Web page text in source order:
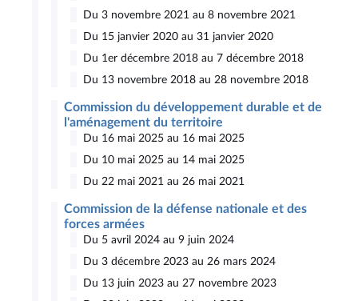
Du 3 novembre 2021 au 8 novembre 2021
Du 15 janvier 2020 au 31 janvier 2020
Du 1er décembre 2018 au 7 décembre 2018
Du 13 novembre 2018 au 28 novembre 2018
Commission du développement durable et de
l'aménagement du territoire
Du 16 mai 2025 au 16 mai 2025
Du 10 mai 2025 au 14 mai 2025
Du 22 mai 2021 au 26 mai 2021
Commission de la défense nationale et des
forces armées
Du 5 avril 2024 au 9 juin 2024
Du 3 décembre 2023 au 26 mars 2024
Du 13 juin 2023 au 27 novembre 2023